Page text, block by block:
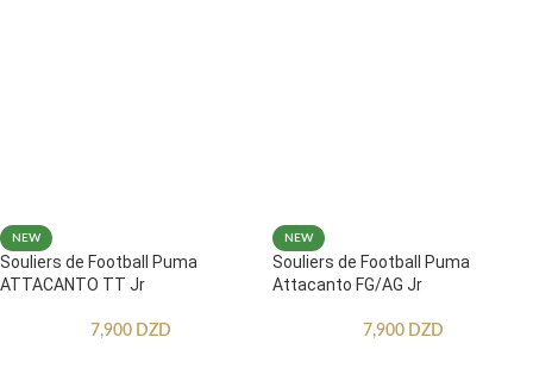
NEW
Souliers de Football Puma
ATTACANTO TT Jr
7,900 DZD
NEW
Souliers de Football Puma
Attacanto FG/AG Jr
7,900 DZD